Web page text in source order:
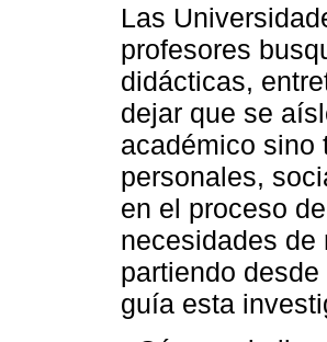
Las
profesores
didácticas,
dejar que se
académico sino
personales,
en el proceso
necesidades de
partiendo
guía esta